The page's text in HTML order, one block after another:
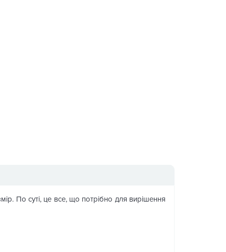
По суті, це все, що потрібно для вирішення